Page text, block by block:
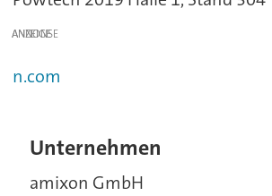
ANZEIGE
n.com
Unternehmen
amixon GmbH